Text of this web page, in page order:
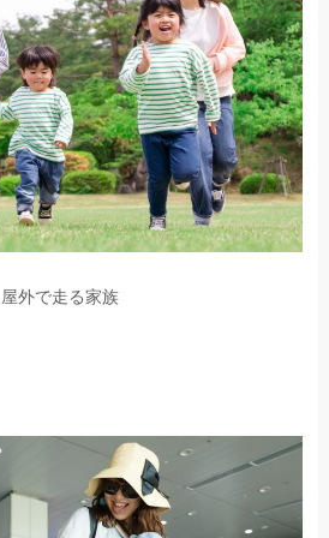
屋外で走る家族